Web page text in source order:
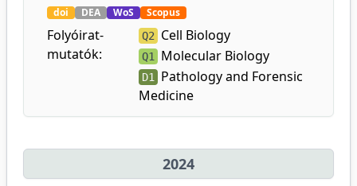
doi DEA WoS Scopus
Folyóirat-
mutatók:
Q2 Cell Biology
Q1 Molecular Biology
D1 Pathology and Forensic
Medicine
2024